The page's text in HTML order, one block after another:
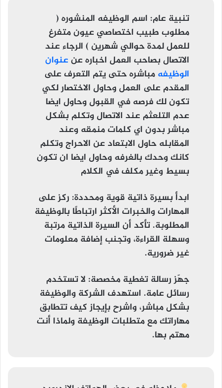
تنبية عام: اسم الوظيفه المنشوره (
مطلوب طبيب اختصاصي عيون متفرغ
للعمل لمدة حوالي شهرين ) الرجاء عند
الاتصال بصاحب العمل اخباره عن عنوان
الوظيفه مباشره حتى يتم التعرف على
المقدم على العمل وحاول الاختصار لكي
تكون لك فرصه في القبول وحاول ايضا
عدم التلعثم عند الاتصال وتكلم بشكل
مباشر بدون اي كلمات منمقه وعند
المقابله حاول الابتعاد عن الاحراج وتكلم
كانك وحدك بالغرفه وحاول ايضا ان تكون
بسيط وغير مكلف في الكلام
ابدأ بسيرة ذاتية قوية ومحددة: ركز على
المهارات والخبرات الأكثر ارتباطًا بالوظيفة
المطلوبة. تأكد أن السيرة الذاتية مرتبة
وسهلة القراءة، وتجنب إضافة معلومات
غير ضرورية.
جهّز رسالة تغطية مخصصة: لا تستخدم
رسائل عامة. استهدف الشركة والوظيفة
بشكل مباشر، واشرح بإيجاز كيف تتطابق
مهاراتك مع متطلبات الوظيفة ولماذا أنت
مهتم بها.